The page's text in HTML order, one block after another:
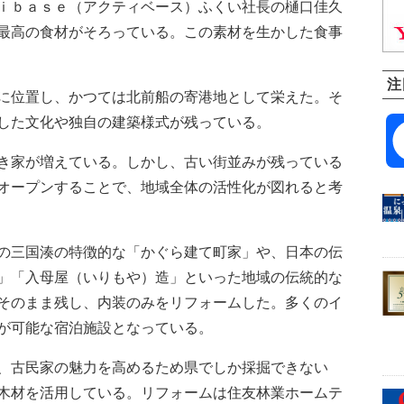
ａｓｅ（アクティベース）ふくい社長の樋口佳久
高の食材がそろっている。この素材を生かした食事
置し、かつては北前船の寄港地として栄えた。そ
文化や独自の建築様式が残っている。
が増えている。しかし、古い街並みが残っている
ープンすることで、地域全体の活性化が図れると考
国湊の特徴的な「かぐら建て町家」や、日本の伝
「入母屋（いりもや）造」といった地域の伝統的な
のまま残し、内装のみをリフォームした。多くのイ
能な宿泊施設となっている。
民家の魅力を高めるため県でしか採掘できない
材を活用している。リフォームは住友林業ホームテ
注